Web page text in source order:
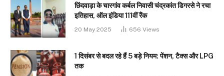
छिंदवाड़ा के चारगांव कर्बल निवासी चंद्रकांत डिगरसे ने रचा
इतिहास, ऑल इंडिया 111वीं रैंक
20 May 2025 656 Views
1 दिसंबर से बदल रहे हैं 5 बड़े नियम: पेंशन, टैक्स और LPG
तक